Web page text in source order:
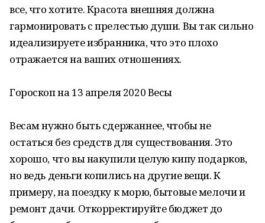
все, что хотите. Красота внешняя должна
гармонировать с прелестью души. Вы так сильно
идеализируете избранника, что это плохо
отражается на ваших отношениях.
Гороскоп на 13 апреля 2020 Весы
Весам нужно быть сдержаннее, чтобы не
остаться без средств для существования. Это
хорошо, что вы накупили целую кипу подарков,
но ведь деньги копились на другие вещи. К
примеру, на поездку к морю, бытовые мелочи и
ремонт дачи. Откорректируйте бюджет до